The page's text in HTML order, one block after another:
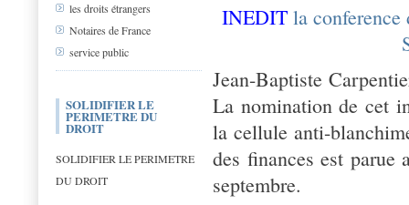
les droits étrangers
Notaires de France
service public
SOLIDIFIER LE
PERIMETRE DU
DROIT
SOLIDIFIER LE PERIMETRE
DU DROIT
INEDIT la
Jean-Baptiste
La nomination de cet
la cellule anti-
des finances est
septembre.